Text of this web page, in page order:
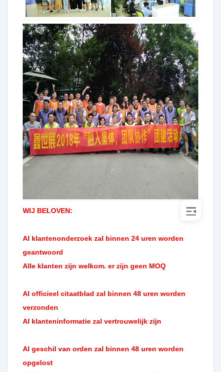
WIJ BELOVEN:
Al klantenonderzoek zal binnen 24 uren worden
geantwoord
Alle klanten zijn welkom. er zijn geen MOQ
Al officieel citaatblad zal binnen 48 uren worden
verzonden
Al klanteninformatie zal vertrouwelijk zijn
Al geschil van orden zal binnen 48 uren worden
opgelost